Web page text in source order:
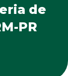
de
PR